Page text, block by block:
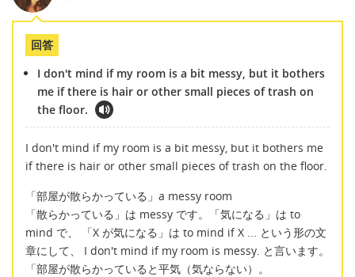
回答
I don't mind if my room is a bit messy, but it bothers
me if there is hair or other small pieces of trash on
the floor.
I don't mind if my room is a bit messy, but it bothers me
if there is hair or other small pieces of trash on the floor.
「部屋が散らかっている」a messy room
「散らかっている」は messy です。「気になる」は to
mind で、 「X が気になる」は to mind if X ... という形の文
章にして、 I don't mind if my room is messy. と言います。
「部屋が散らかっていると平気（気ならない）。